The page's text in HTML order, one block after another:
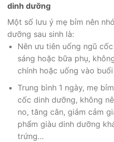
dinh dưỡng
Một số lưu ý mẹ bỉm nên
dưỡng sau sinh là:
Nên ưu tiên uống ngũ
sáng hoặc bữa phụ,
chính hoặc uống vào
Trung bình 1 ngày, mẹ
cốc dinh dưỡng, không
no, tăng cân, giảm cảm
phẩm giàu dinh dưỡng
trứng…